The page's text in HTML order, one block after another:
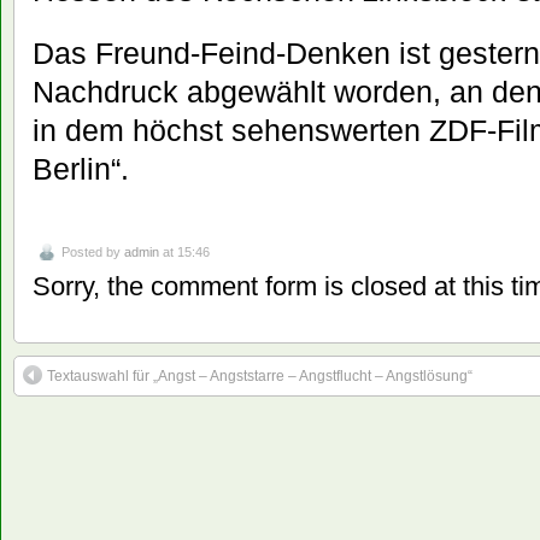
Das Freund-Feind-Denken ist
Nachdruck abgewählt worden, an
in dem höchst sehenswerten ZDF-
Berlin“.
Posted by admin at 15:46
Sorry, the comment form is closed at this
Textauswahl für „Angst – Angststarre – Angstflucht – Angstlösung“